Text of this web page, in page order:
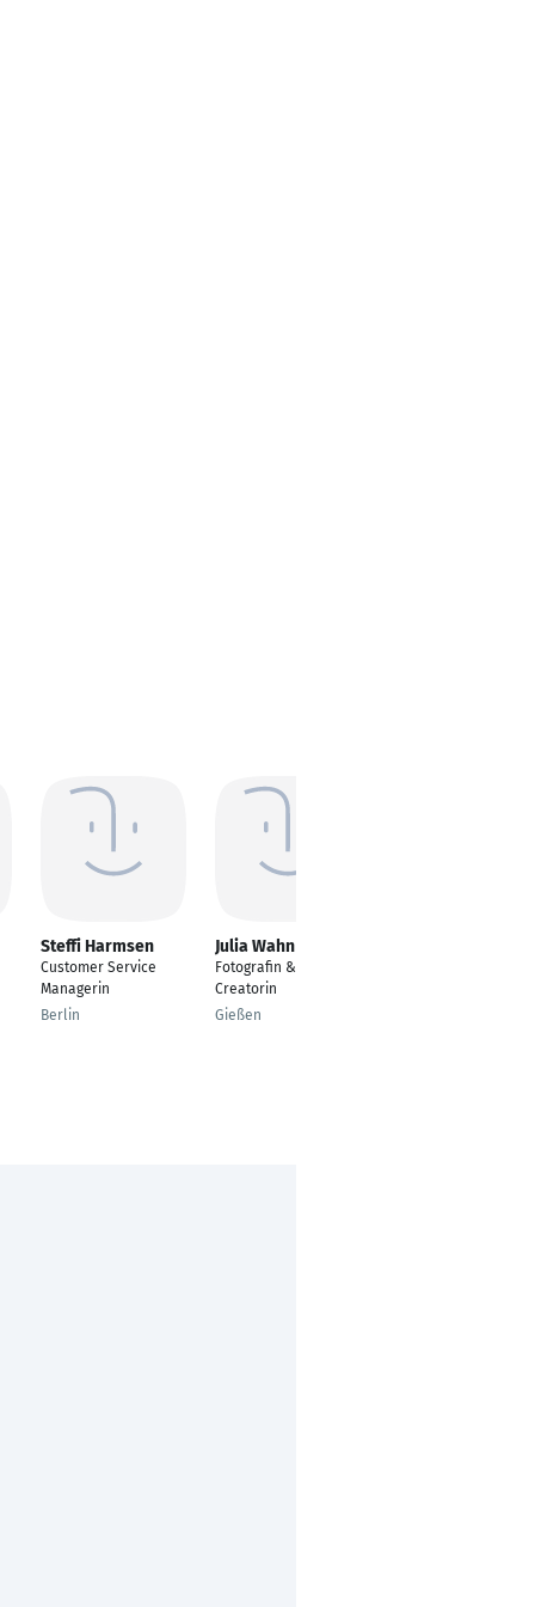
Steffi Harmsen
Customer Service
Managerin
Berlin
Julia Wahn
Fotografin & Content
Creatorin
Gießen